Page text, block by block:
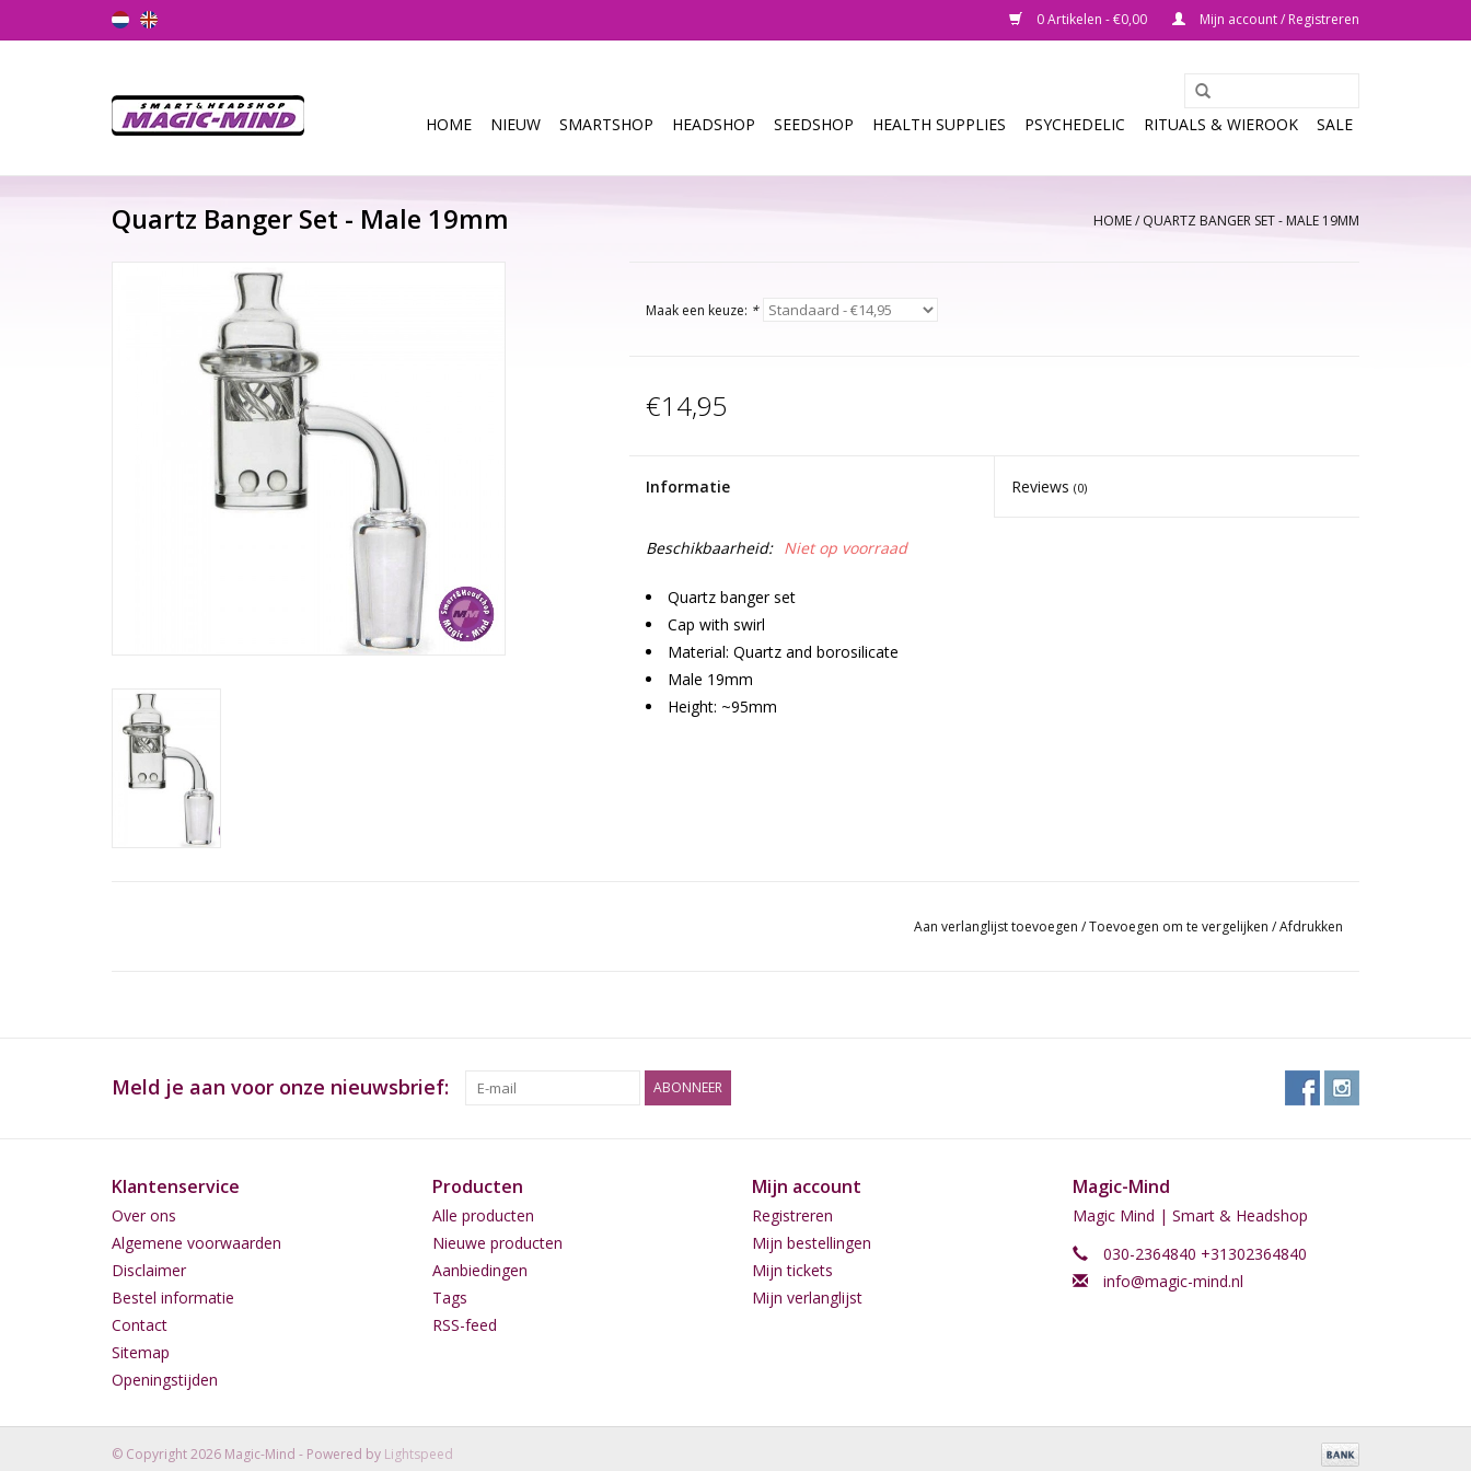
0 Artikelen - €0,00 Mijn account / Registreren
HOME NIEUW SMARTSHOP HEADSHOP SEEDSHOP HEALTH SUPPLIES PSYCHEDELIC RITUALS & WIEROOK SALE
Quartz Banger Set - Male 19mm HOME/QUARTZ BANGER SET - MALE 19MM
Maak een keuze: *
€14,95
Informatie Reviews(0)
Beschikbaarheid: Niet op voorraad
Quartz banger set
Cap with swirl
Material: Quartz and borosilicate
Male 19mm
Height: ~95mm
Aan verlanglijst toevoegen /Toevoegen om te vergelijken /Afdrukken
Meld je aan voor onze nieuwsbrief: ABONNEER
Klantenservice
Over ons
Algemene voorwaarden
Disclaimer
Bestel informatie
Contact
Sitemap
Openingstijden
Producten
Alle producten
Nieuwe producten
Aanbiedingen
Tags
RSS-feed
Mijn account
Registreren
Mijn bestellingen
Mijn tickets
Mijn verlanglijst
Magic-Mind
Magic Mind | Smart & Headshop
030-2364840 +31302364840
info@magic-mind.nl
© Copyright 2026 Magic-Mind - Powered by Lightspeed